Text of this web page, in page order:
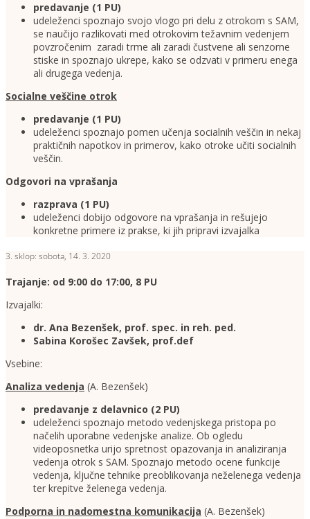
predavanje (1 PU)
udeleženci spoznajo svojo vlogo pri delu z otrokom s SAM,
se naučijo razlikovati med otrokovim težavnim vedenjem
povzročenim zaradi trme ali zaradi čustvene ali senzorne
stiske in spoznajo ukrepe, kako se odzvati v primeru enega
ali drugega vedenja.
Socialne veščine otrok
predavanje (1 PU)
udeleženci spoznajo pomen učenja socialnih veščin in nekaj
praktičnih napotkov in primerov, kako otroke učiti socialnih
veščin.
Odgovori na vprašanja
razprava (1 PU)
udeleženci dobijo odgovore na vprašanja in rešujejo
konkretne primere iz prakse, ki jih pripravi izvajalka
3. sklop: sobota, 14. 3. 2020
Trajanje: od 9:00 do 17:00, 8 PU
Izvajalki:
dr. Ana Bezenšek, prof. spec. in reh. ped.
Sabina Korošec Zavšek, prof.def
Vsebine:
Analiza vedenja (A. Bezenšek)
predavanje z delavnico (2 PU)
udeleženci spoznajo metodo vedenjskega pristopa po
načelih uporabne vedenjske analize. Ob ogledu
videoposnetka urijo spretnost opazovanja in analiziranja
vedenja otrok s SAM. Spoznajo metodo ocene funkcije
vedenja, ključne tehnike preoblikovanja neželenega vedenja
ter krepitve želenega vedenja.
Podporna in nadomestna komunikacija (A. Bezenšek)